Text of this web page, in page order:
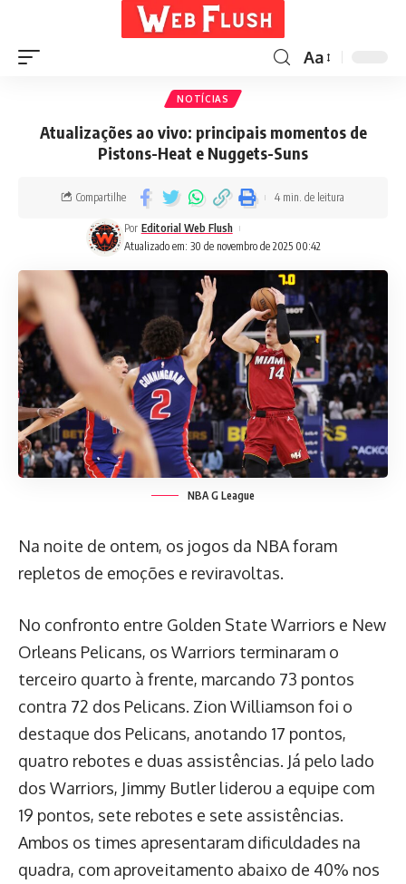
Aa
NOTÍCIAS
Atualizações ao vivo: principais momentos de
Pistons-Heat e Nuggets-Suns
Atualizado em: 30 de novembro de 2025 00:42
Por Editorial Web Flush
Compartilhe 4 min. de leitura
NBA G League
Na noite de ontem, os jogos da NBA foram
repletos de emoções e reviravoltas.
No confronto entre Golden State Warriors e New
Orleans Pelicans, os Warriors terminaram o
terceiro quarto à frente, marcando 73 pontos
contra 72 dos Pelicans. Zion Williamson foi o
destaque dos Pelicans, anotando 17 pontos,
quatro rebotes e duas assistências. Já pelo lado
dos Warriors, Jimmy Butler liderou a equipe com
19 pontos, sete rebotes e sete assistências.
Ambos os times apresentaram dificuldades na
quadra, com aproveitamento abaixo de 40% nos